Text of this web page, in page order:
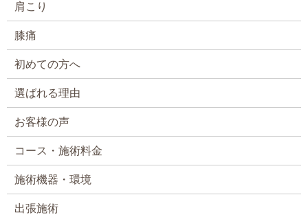
肩こり
膝痛
初めての方へ
選ばれる理由
お客様の声
コース・施術料金
施術機器・環境
出張施術